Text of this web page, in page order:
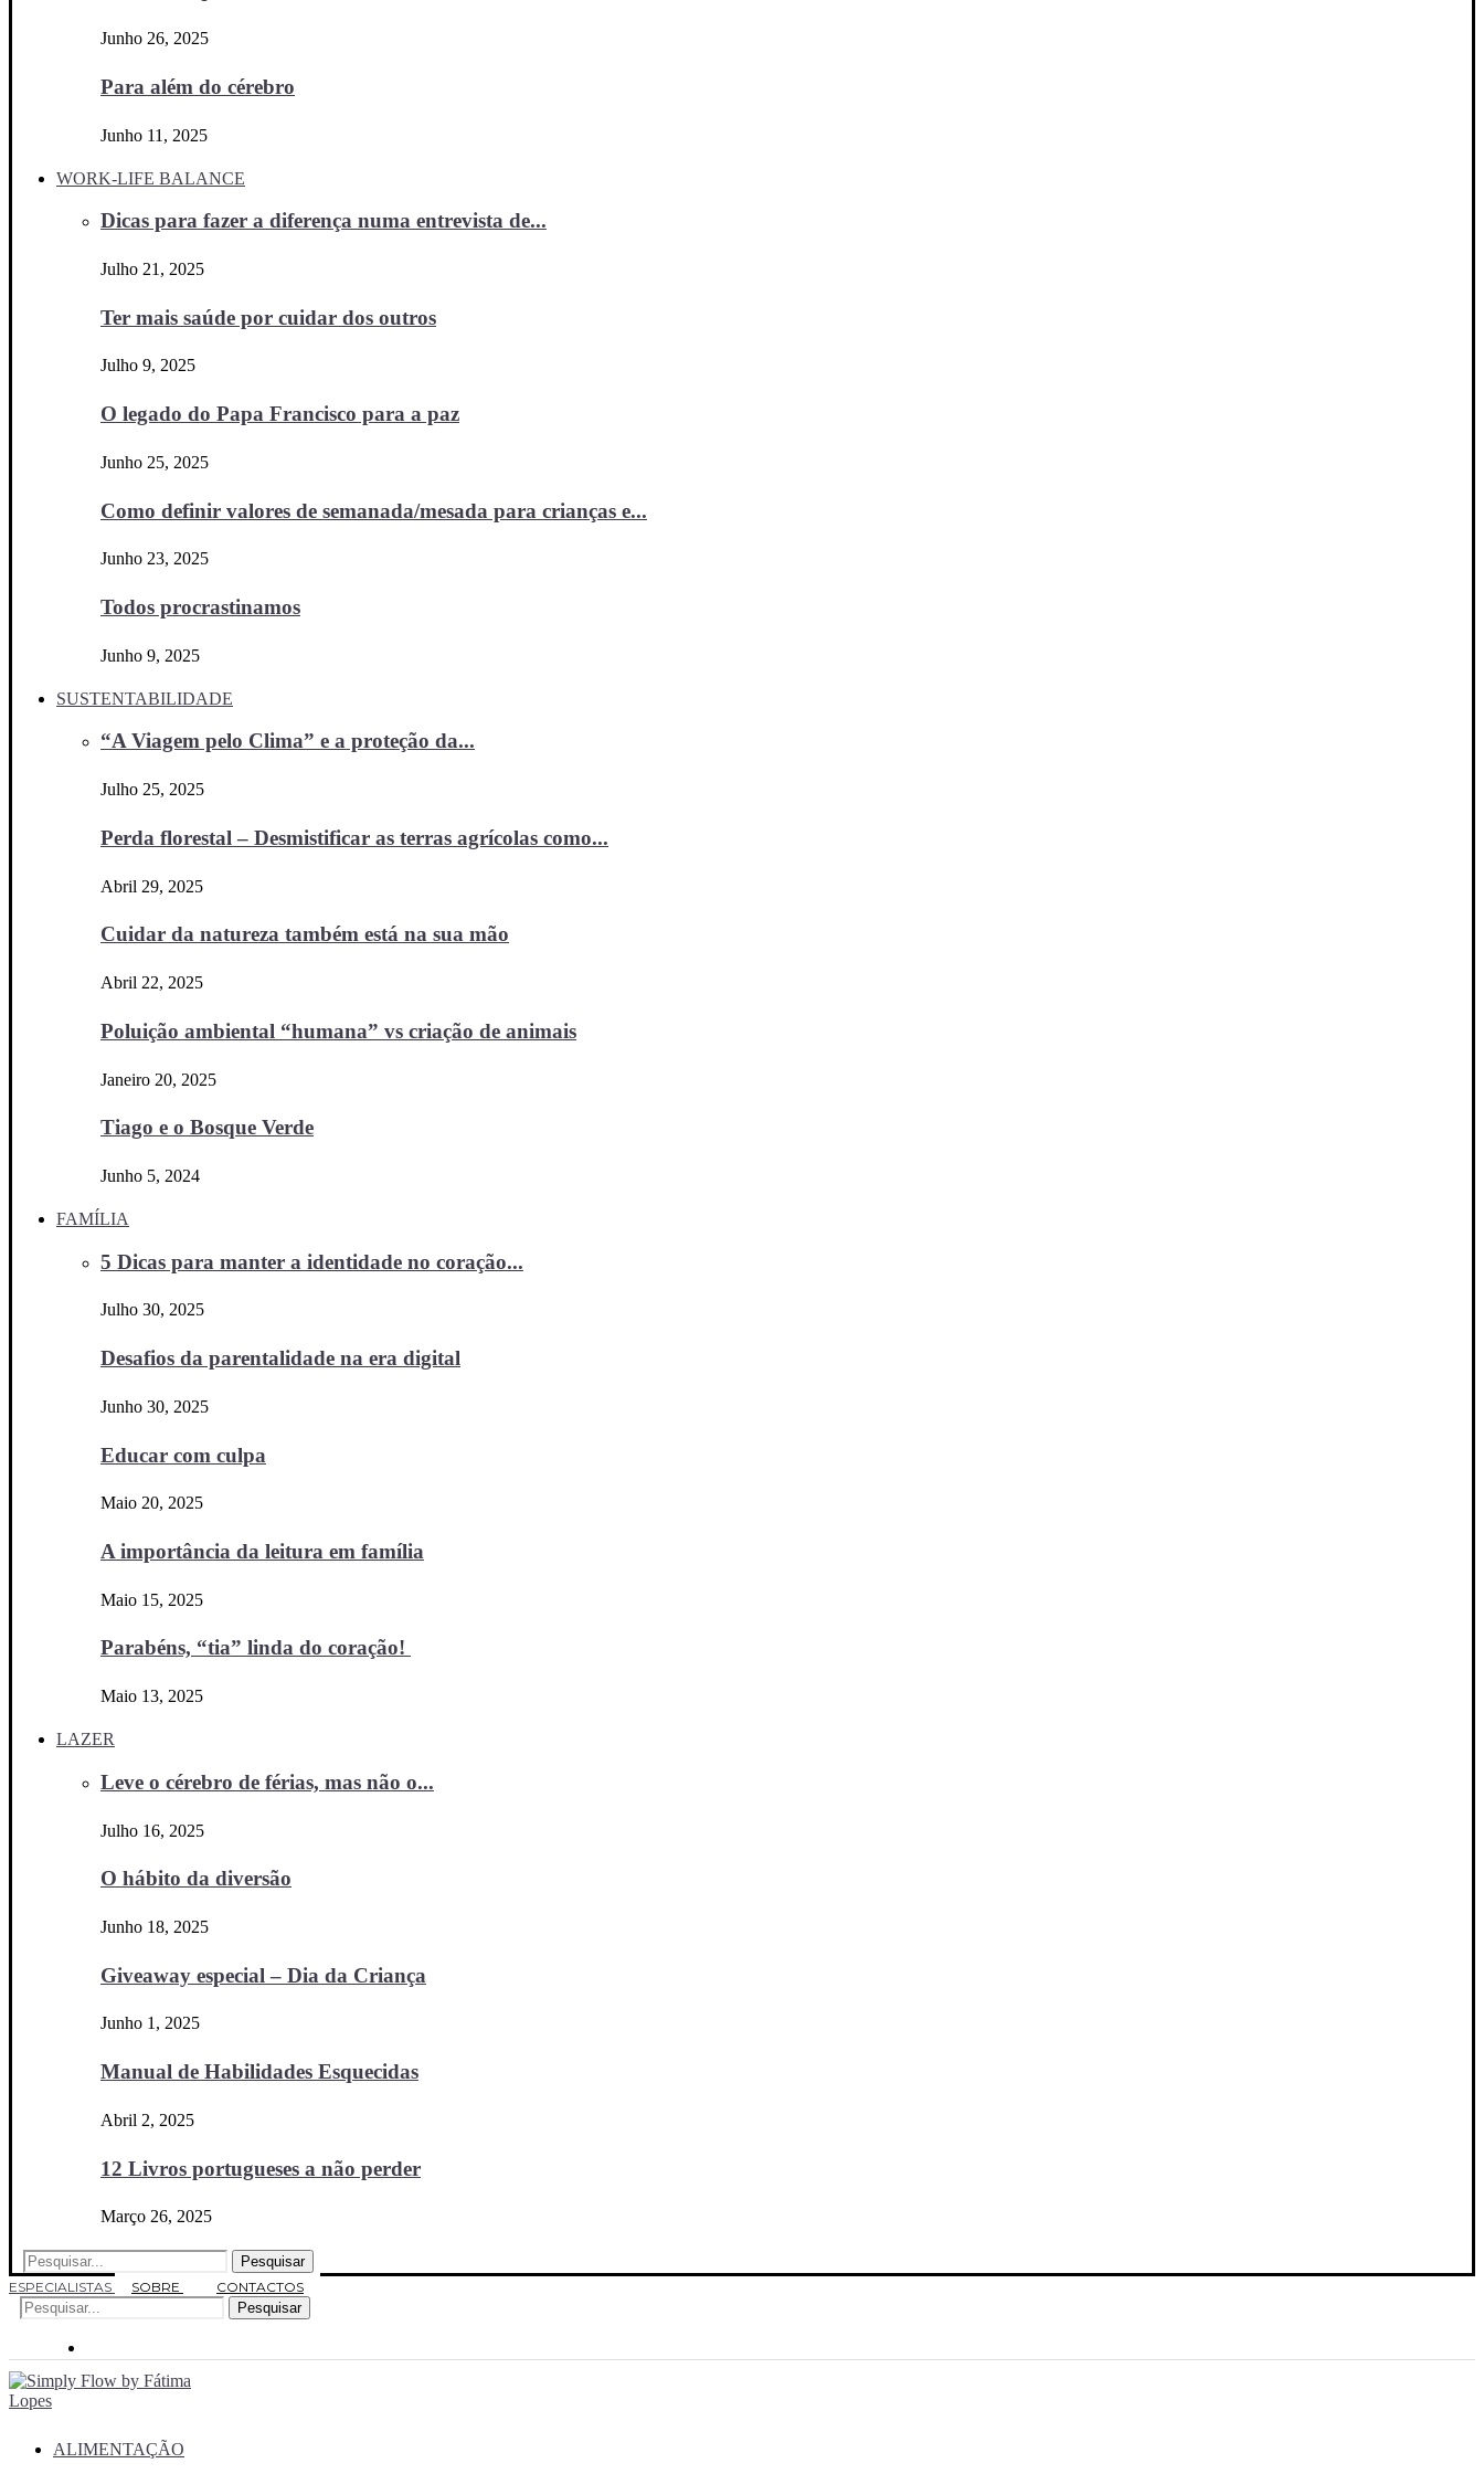
Junho 26, 2025
Para além do cérebro
Junho 11, 2025
WORK-LIFE BALANCE
Dicas para fazer a diferença numa entrevista de...
Julho 21, 2025
Ter mais saúde por cuidar dos outros
Julho 9, 2025
O legado do Papa Francisco para a paz
Junho 25, 2025
Como definir valores de semanada/mesada para crianças e...
Junho 23, 2025
Todos procrastinamos
Junho 9, 2025
SUSTENTABILIDADE
“A Viagem pelo Clima” e a proteção da...
Julho 25, 2025
Perda florestal – Desmistificar as terras agrícolas como...
Abril 29, 2025
Cuidar da natureza também está na sua mão
Abril 22, 2025
Poluição ambiental “humana” vs criação de animais
Janeiro 20, 2025
Tiago e o Bosque Verde
Junho 5, 2024
FAMÍLIA
5 Dicas para manter a identidade no coração...
Julho 30, 2025
Desafios da parentalidade na era digital
Junho 30, 2025
Educar com culpa
Maio 20, 2025
A importância da leitura em família
Maio 15, 2025
Parabéns, “tia” linda do coração!
Maio 13, 2025
LAZER
Leve o cérebro de férias, mas não o...
Julho 16, 2025
O hábito da diversão
Junho 18, 2025
Giveaway especial – Dia da Criança
Junho 1, 2025
Manual de Habilidades Esquecidas
Abril 2, 2025
12 Livros portugueses a não perder
Março 26, 2025
Pesquisar
ESPECIALISTAS
SOBRE
CONTACTOS
Pesquisar
ALIMENTAÇÃO